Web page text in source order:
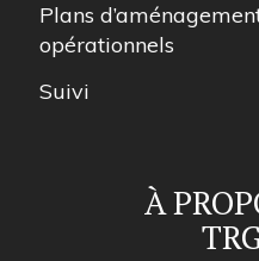
Plans
opérationnels
Suivi
À